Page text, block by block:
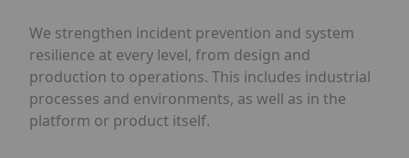
We strengthen incident prevention and system
resilience at every level, from design and
production to operations. This includes industrial
processes and environments, as well as in the
platform or product itself.